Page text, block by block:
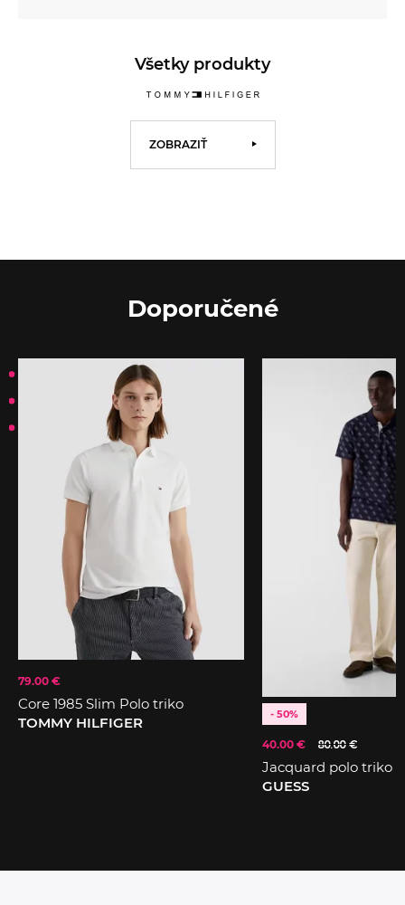
Všetky produkty
ZOBRAZIŤ
Doporučené
79.00 €
Core 1985 Slim Polo triko
TOMMY HILFIGER
- 50%
40.00 € 80.00 €
Jacquard polo triko
GUESS